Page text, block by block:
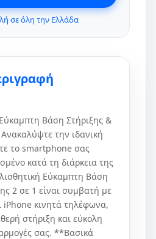
σε όλη την Ελλάδα
Βάση Στήριξης &
την ιδανική
το smartphone σας
κατά τη διάρκεια της
Εύκαμπτη Βάση
2 σε 1 είναι συμβατή με
κινητά τηλέφωνα,
στήριξη και εύκολη
σας. **Βασικά